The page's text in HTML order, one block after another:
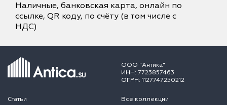
Наличные, банковская карта, онлайн по
ссылке, QR коду, по счёту (в том числе с
НДС)
ООО "Антика"
ИНН: 7723857463
ОГРН: 1127747250212
Статьи Все коллекции